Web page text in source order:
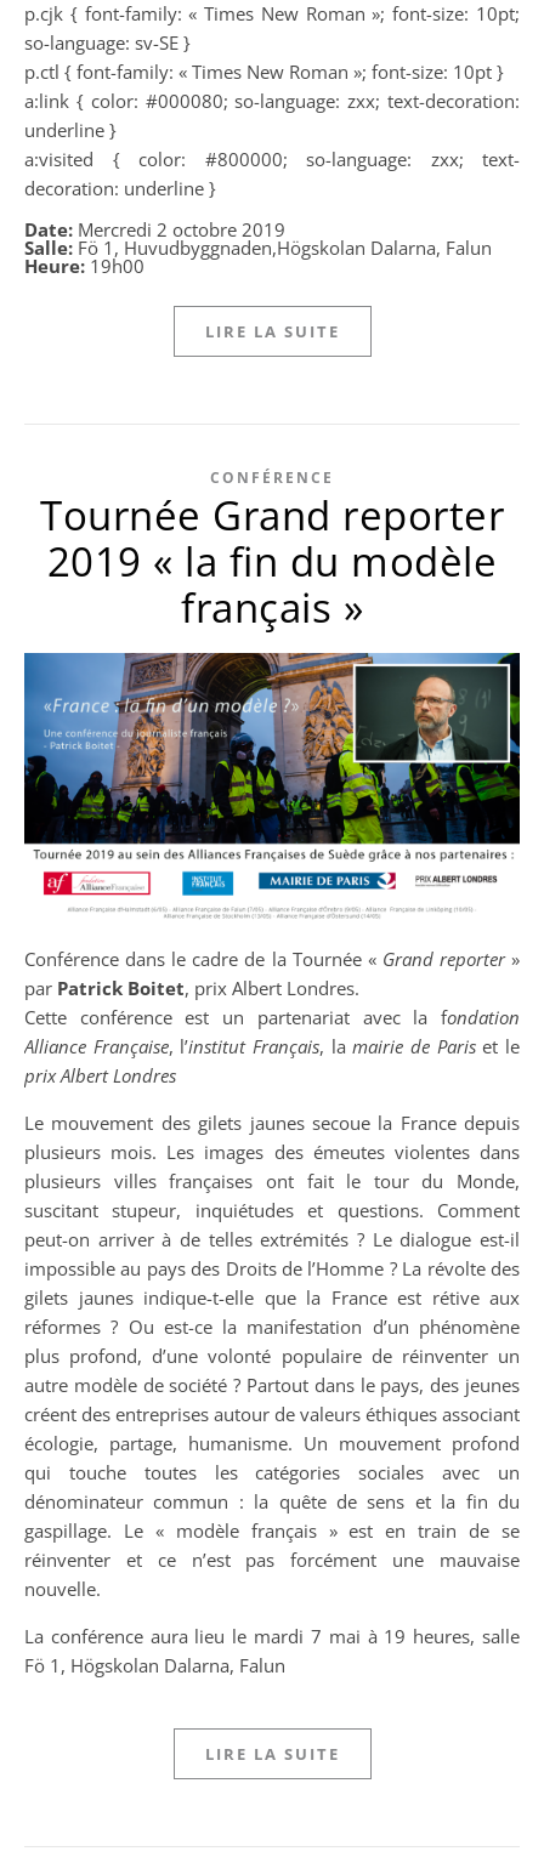
p.cjk { font-family: « Times New Roman »; font-size: 10pt;
so-language: sv-SE }
p.ctl { font-family: « Times New Roman »; font-size: 10pt }
a:link { color: #000080; so-language: zxx; text-decoration:
underline }
a:visited { color: #800000; so-language: zxx; text-
decoration: underline }
Date: Mercredi 2 octobre 2019
Salle: Fö 1, Huvudbyggnaden,Högskolan Dalarna, Falun
Heure: 19h00
LIRE LA SUITE
CONFÉRENCE
Tournée Grand reporter
2019 « la fin du modèle
français »
Conférence dans le cadre de la Tournée « Grand reporter»
par Patrick Boitet, prix Albert Londres.
Cette conférence est un partenariat avec la fondation
Alliance Française, l’institut Français, lamairie de Pariset le
prix Albert Londres
Le mouvement des gilets jaunes secoue la France depuis
plusieurs mois. Les images des émeutes violentes dans
plusieurs villes françaises ont fait le tour du Monde,
suscitant stupeur, inquiétudes et questions. Comment
peut-on arriver à de telles extrémités ? Le dialogue est-il
impossible au pays des Droits de l’Homme ? La révolte des
gilets jaunes indique-t-elle que la France est rétive aux
réformes ? Ou est-ce la manifestation d’un phénomène
plus profond, d’une volonté populaire de réinventer un
autre modèle de société ? Partout dans le pays, des jeunes
créent des entreprises autour de valeurs éthiques associant
écologie, partage, humanisme. Un mouvement profond
qui touche toutes les catégories sociales avec un
dénominateur commun : la quête de sens et la fin du
gaspillage. Le « modèle français » est en train de se
réinventer et ce n’est pas forcément une mauvaise
nouvelle.
La conférence aura lieu le mardi 7 mai à 19 heures, salle
Fö 1, Högskolan Dalarna, Falun
LIRE LA SUITE